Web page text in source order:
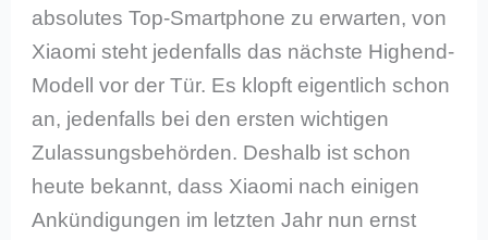
absolutes Top-Smartphone zu erwarten, von
Xiaomi steht jedenfalls das nächste Highend-
Modell vor der Tür. Es klopft eigentlich schon
an, jedenfalls bei den ersten wichtigen
Zulassungsbehörden. Deshalb ist schon
heute bekannt, dass Xiaomi nach einigen
Ankündigungen im letzten Jahr nun ernst